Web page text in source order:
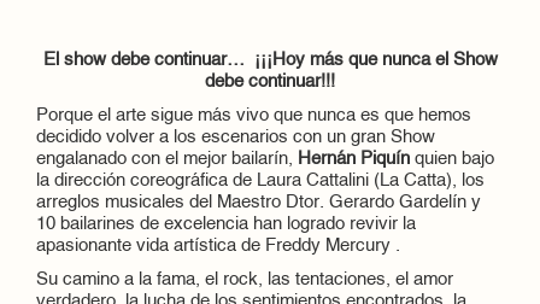
El show debe continuar… ¡¡¡Hoy más que nunca el Show
debe continuar!!!
Porque el arte sigue más vivo que nunca es que hemos
decidido volver a los escenarios con un gran Show
engalanado con el mejor bailarín, Hernán Piquín quien bajo
la dirección coreográfica de Laura Cattalini (La Catta), los
arreglos musicales del Maestro Dtor. Gerardo Gardelín y
10 bailarines de excelencia han logrado revivir la
apasionante vida artística de Freddy Mercury .
Su camino a la fama, el rock, las tentaciones, el amor